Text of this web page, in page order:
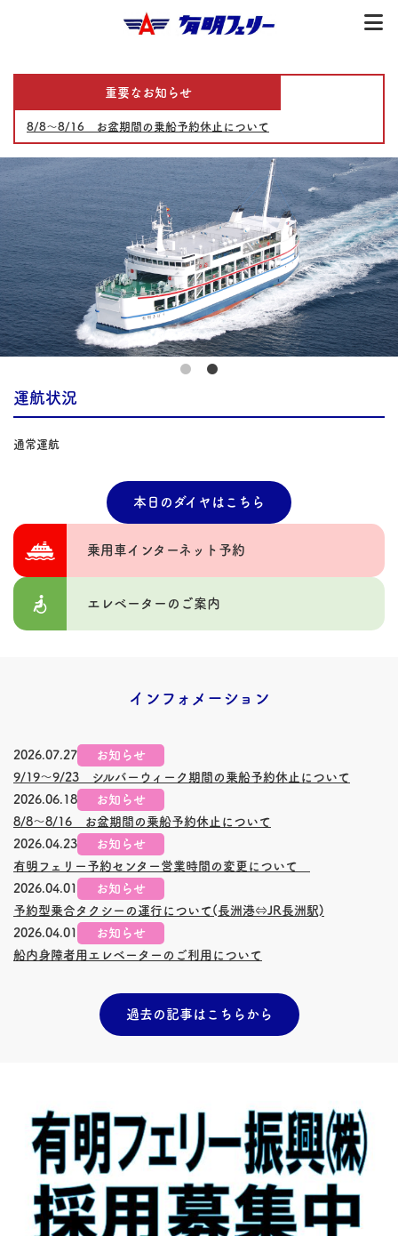
重要なお知らせ
8/8～8/16 お盆期間の乗船予約休止について
運航状況
通常運航
本日のダイヤはこちら
乗用車インターネット予約
エレベーターのご案内
インフォメーション
2026.07.27
お知らせ
9/19～9/23 シルバーウィーク期間の乗船予約休止について
2026.06.18
お知らせ
8/8～8/16 お盆期間の乗船予約休止について
2026.04.23
お知らせ
有明フェリー予約センター営業時間の変更について
2026.04.01
お知らせ
予約型乗合タクシーの運行について(長洲港⇔JR 長洲駅)
2026.04.01
お知らせ
船内身障者用エレベーターのご利用について
過去の記事はこちらから